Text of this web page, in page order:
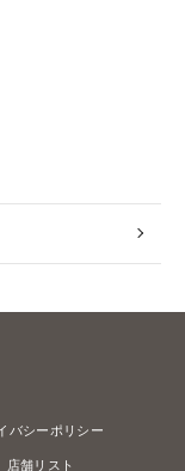
バシーポリシー
店舗リスト